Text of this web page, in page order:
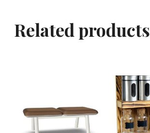
Related products